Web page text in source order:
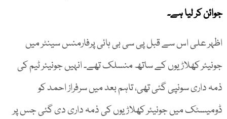
جوائن کر لیا ہے۔
اظہر علی اس سے قبل پی سی بی ہائی پرفارمنس سینٹر میں
جونیئر کھلاڑیوں کے ساتھ منسلک تھے۔ انہیں جونیئر ٹیم کی
ذمہ داری سونپی گئی تھی، تاہم بعد میں سرفراز احمد کو
ڈومیسٹک میں جونیئر کھلاڑیوں کی ذمہ داری دی گئی جس پر